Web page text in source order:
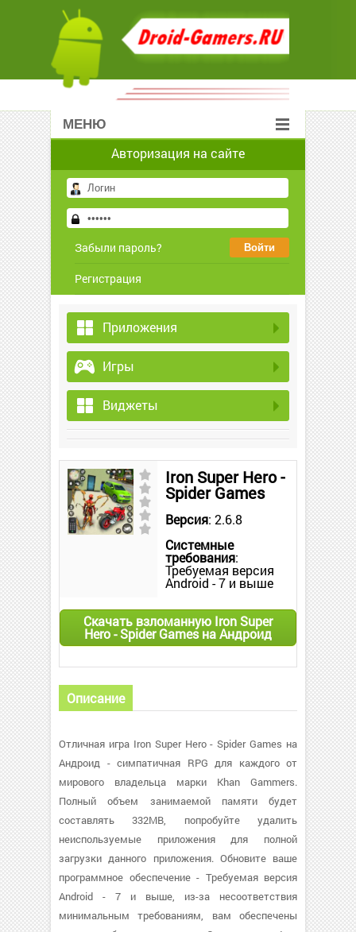
МЕНЮ
Авторизация на сайте
Забыли пароль?
Регистрация
Приложения
Игры
Виджеты
Iron Super Hero -
Spider Games
Версия: 2.6.8
Системные
требования:
Требуемая версия
Android - 7 и выше
Скачать взломанную Iron Super
Hero - Spider Games на Андроид
Описание
Отличная игра Iron Super Hero - Spider Games на
Андроид - симпатичная RPG для каждого от
мирового владельца марки Khan Gammers.
Полный объем занимаемой памяти будет
составлять 332MB, попробуйте удалить
неиспользуемые приложения для полной
загрузки данного приложения. Обновите ваше
программное обеспечение - Требуемая версия
Android - 7 и выше, из-за несоответствия
минимальным требованиям, вам обеспечены